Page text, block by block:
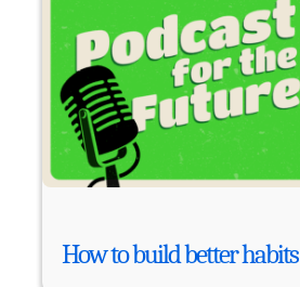
How to build better habits